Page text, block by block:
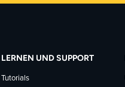
LERNEN UND SUPPORT
Tutorials